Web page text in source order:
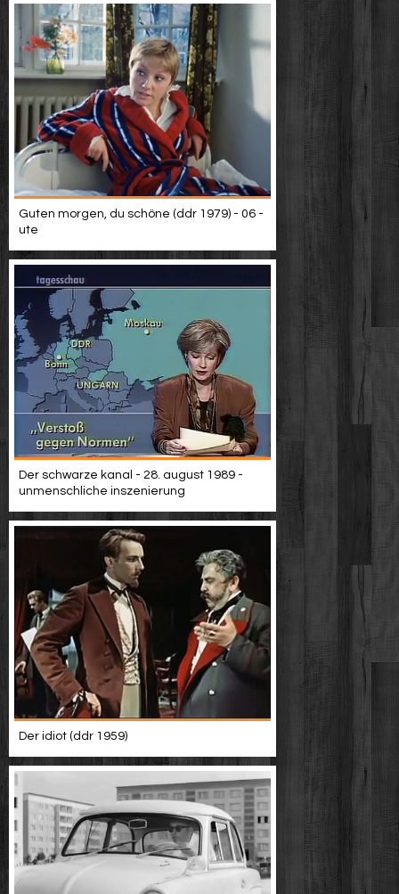
Guten morgen, du schöne (ddr 1979) - 06 -
ute
Der schwarze kanal - 28. august 1989 -
unmenschliche inszenierung
Der idiot (ddr 1959)